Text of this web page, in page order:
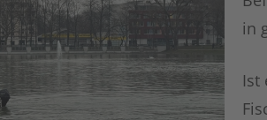
in
Ist